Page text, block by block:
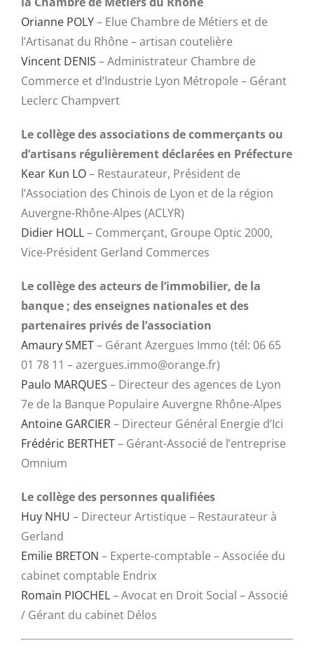
Orianne POLY– Elue Chambre de Métiers et de
l’Artisanat du Rhône – artisan coutelière
Vincent DENIS – Administrateur Chambre de
Commerce et d’Industrie Lyon Métropole – Gérant
Leclerc Champvert
Le collège des associations de commerçants ou
d’artisans régulièrement déclarées en Préfecture
Kear Kun LO– Restaurateur, Président de
l’Association des Chinois de Lyon et de la région
Auvergne-Rhône-Alpes (ACLYR)
Didier HOLL– Commerçant, Groupe Optic 2000,
Vice-Président Gerland Commerces
Le collège des acteurs de l’immobilier, de la
banque ; des enseignes nationales et des
partenaires privés de l’association
Amaury SMET– Gérant Azergues Immo (tél: 06 65
01 78 11 – azergues.immo@orange.fr)
Paulo MARQUES – Directeur des agences de Lyon
7e de la Banque Populaire Auvergne Rhône-Alpes
Antoine GARCIER– Directeur Général Energie d’Ici
Frédéric BERTHET– Gérant-Associé de l’entreprise
Omnium
Le collège des personnes qualifiées
Huy NHU – Directeur Artistique – Restaurateur à
Gerland
Emilie BRETON – Experte-comptable – Associée du
cabinet comptable Endrix
Romain PIOCHEL– Avocat en Droit Social – Associé
/ Gérant du cabinet Délos